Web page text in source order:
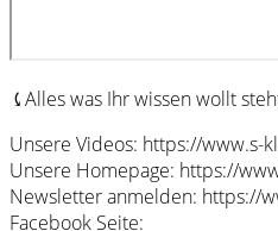
⤹Alles was Ihr wissen wollt
Unsere Videos: https://www.s-
Unsere Homepage: https://
Newsletter anmelden: https://
Facebook Seite: